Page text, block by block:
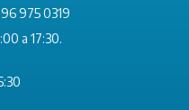
975 0319
a 17:30.